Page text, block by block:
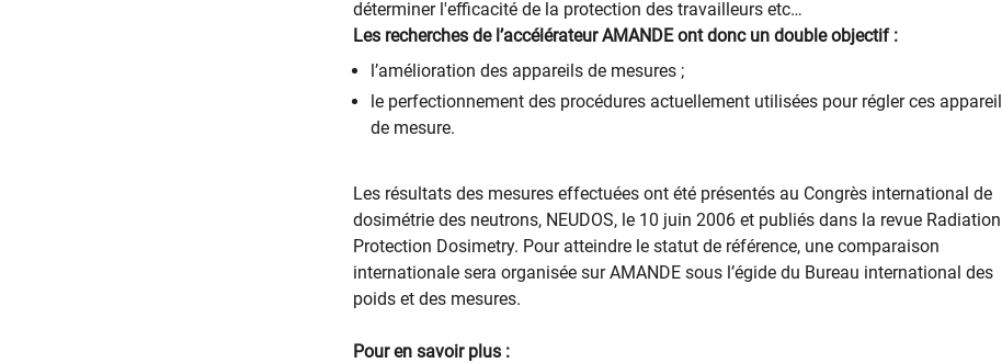
déterminer l'efficacité de la protection des travailleurs etc…
Les recherches de l’accélérateur AMANDE ont donc un double objectif :
l’amélioration des appareils de mesures ;
le perfectionnement des procédures actuellement utilisées pour régler ces
de mesure.
Les résultats des mesures effectuées ont été présentés au Congrès international de
dosimétrie des neutrons, NEUDOS, le 10 juin 2006 et publiés dans la revue Radiation
Protection Dosimetry. Pour atteindre le statut de référence, une comparaison
internationale sera organisée sur AMANDE sous l’égide du Bureau international des
poids et des mesures.
Pour en savoir plus :